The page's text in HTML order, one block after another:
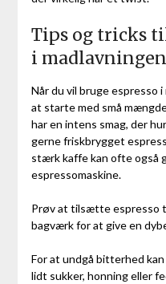
Tips og tricks
i madlavningen
Når du vil bruge espresso
at starte med små
har en intens smag, der
gerne friskbrygget
stærk kaffe kan ofte også
espressomaskine.
Prøv at tilsætte espresso
bagværk for at give en
For at undgå bitterhed
lidt sukker, honning eller